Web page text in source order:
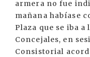
armera no fue
mañana habíase
Plaza que se iba
Concejales, en
Consistorial